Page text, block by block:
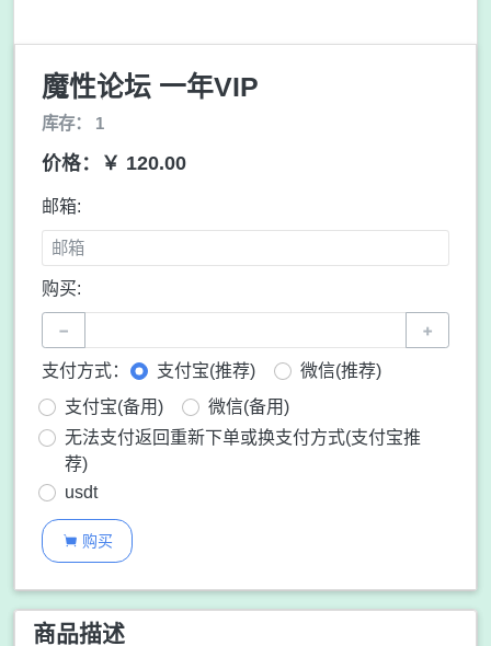
魔性论坛 一年VIP
库存： 1
价格：￥ 120.00
邮箱:
购买:
− +
支付方式： 支付宝(推荐)
微信(推荐)
支付宝(备用)
微信(备用)
无法支付返回重新下单或换支付方式(支付宝推
荐)
usdt
 购买
商品描述